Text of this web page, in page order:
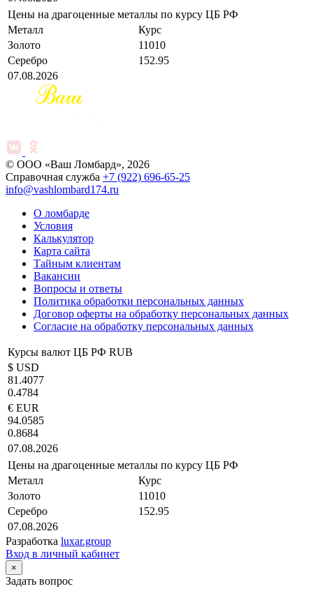
Цены на драгоценные металлы по курсу ЦБ РФ
Металл
Курс
Золото
11010
Серебро
152.95
07.08.2026
© ООО «Ваш Ломбард», 2026
Справочная служба +7 (922) 696-65-25
info@vashlombard174.ru
О ломбарде
Условия
Калькулятор
Карта сайта
Тайным клиентам
Вакансии
Вопросы и ответы
Политика обработки персональных данных
Договор оферты на обработку персональных данных
Согласие на обработку персональных данных
Курсы валют ЦБ РФ RUB
$ USD
81.4077
0.4784
€ EUR
94.0585
0.8684
07.08.2026
Цены на драгоценные металлы по курсу ЦБ РФ
Металл
Курс
Золото
11010
Серебро
152.95
07.08.2026
Разработка luxar.group
Вход в личный кабинет
×
Задать вопрос